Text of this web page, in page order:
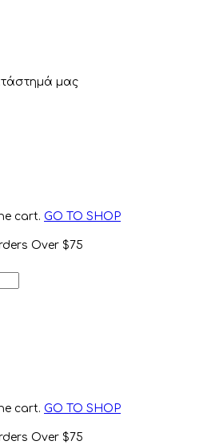
μας
cart. GO TO SHOP
Over $75
cart. GO TO SHOP
Over $75